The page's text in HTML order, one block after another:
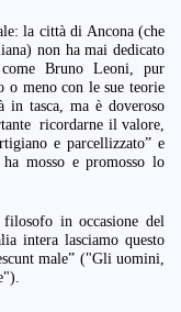
la città di Ancona (che
non ha mai dedicato
Bruno Leoni, pur
o meno con le sue teorie
in tasca, ma è doveroso
ricordarne il valore,
e parcellizzato” e
mosso e promosso lo
in occasione del
intera lasciamo questo
male” ("Gli uomini,